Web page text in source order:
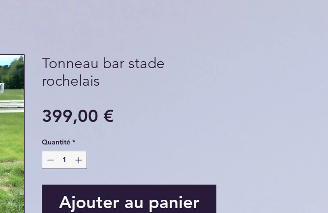
Tonneau bar stade
rochelais
399,00 €Prix
Quantité *
Ajouter au panier